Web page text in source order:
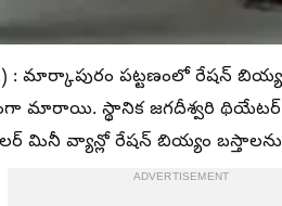
: మార్కాపురం పట్టణంలో రేషన్
మారాయి. స్థానిక జగదీశ్వరి
మినీ వ్యాన్లో రేషన్ బియ్యం బస్తాలను
ADVERTISEMENT